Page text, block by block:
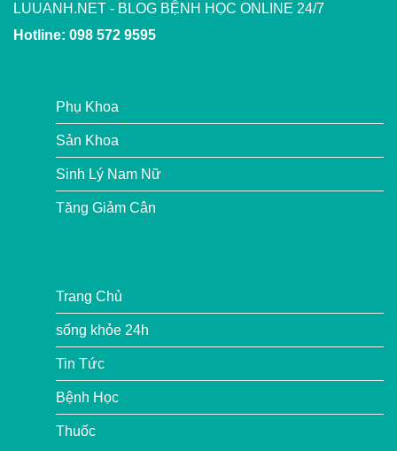
LUUANH.NET - BLOG BỆNH HỌC ONLINE 24/7
Hotline: 098 572 9595
Phụ Khoa
Sản Khoa
Sinh Lý Nam Nữ
Tăng Giảm Cân
Trang Chủ
sống khỏe 24h
Tin Tức
Bệnh Học
Thuốc